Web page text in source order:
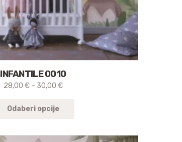
INFANTILE 0010
28,00 € – 30,00 €
Odaberi opcije